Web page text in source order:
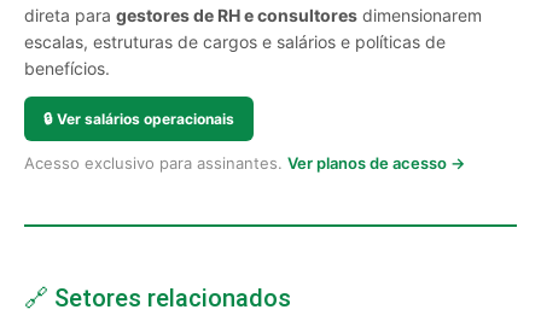
direta para gestores de RH e consultores dimensionarem
escalas, estruturas de cargos e salários e políticas de
benefícios.
🔒 Ver salários operacionais
Acesso exclusivo para assinantes. Ver planos de acesso →
🔗 Setores relacionados